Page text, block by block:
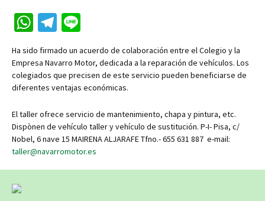
W
h
at
sA
p
p
Te
le
gr
a
m
e
Ha sido firmado un acuerdo de colaboración entre el Colegio y la
Empresa Navarro Motor, dedicada a la reparación de vehículos. Los
colegiados que precisen de este servicio pueden beneficiarse de
diferentes ventajas económicas.
El taller ofrece servicio de mantenimiento, chapa y pintura, etc.
Dispònen de vehículo taller y vehículo de sustitución. P-I- Pisa, c/
Nobel, 6 nave 15 MAIRENA ALJARAFE Tfno.- 655 631 887 e-mail:
taller@navarromotor.es